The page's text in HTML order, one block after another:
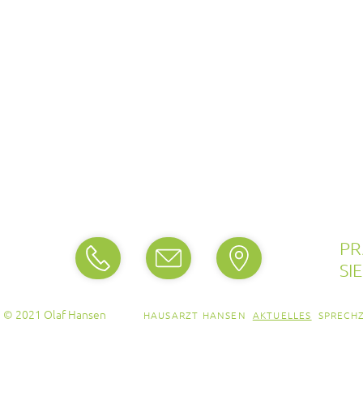
© 2021 Olaf Hansen HAUSARZT HANSEN AKTUELLES